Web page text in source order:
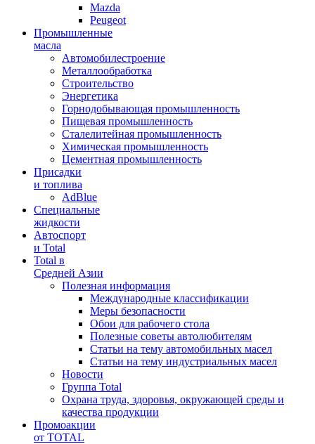
Mazda
Peugeot
Промышленные
масла
Автомобилестроение
Металлообработка
Строительство
Энергетика
Горнодобывающая промышленность
Пищевая промышленность
Сталелитейная промышленность
Химическая промышленность
Цементная промышленность
Присадки
и топлива
AdBlue
Специальные
жидкости
Автоспорт
и Total
Total в
Средней Азии
Полезная информация
Международные классификации
Меры безопасности
Обои для рабочего стола
Полезные советы автолюбителям
Статьи на тему автомобильных масел
Статьи на тему индустриальных масел
Новости
Группа Total
Охрана труда, здоровья, окружающей среды и
качества продукции
Промоакции
от TOTAL